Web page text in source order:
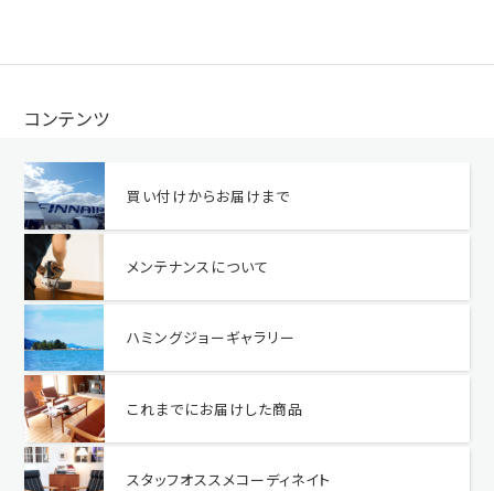
コンテンツ
買い付けからお届けまで
メンテナンスについて
ハミングジョーギャラリー
これまでにお届けした商品
スタッフオススメコーディネイト